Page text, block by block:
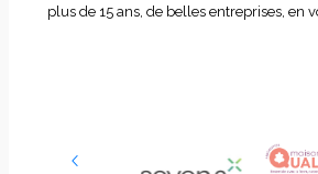
plus de 15 ans, de belles entreprises, en